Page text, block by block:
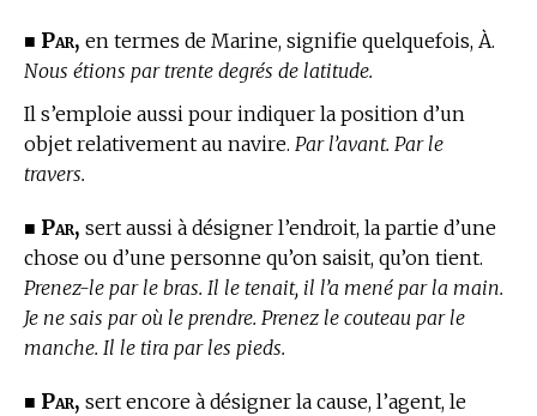
■ Par, en termes de Marine, signifie quelquefois, À.
Nous étions par trente degrés de latitude.
Il s’emploie aussi pour indiquer la position d’un
objet relativement au navire. Par l’avant. Par le
travers.
■ Par, sert aussi à désigner l’endroit, la partie d’une
chose ou d’une personne qu’on saisit, qu’on tient.
Prenez-le par le bras. Il le tenait, il l’a mené par la main.
Je ne sais par où le prendre. Prenez le couteau par le
manche. Il le tira par les pieds.
■ Par, sert encore à désigner la cause, l’agent, le